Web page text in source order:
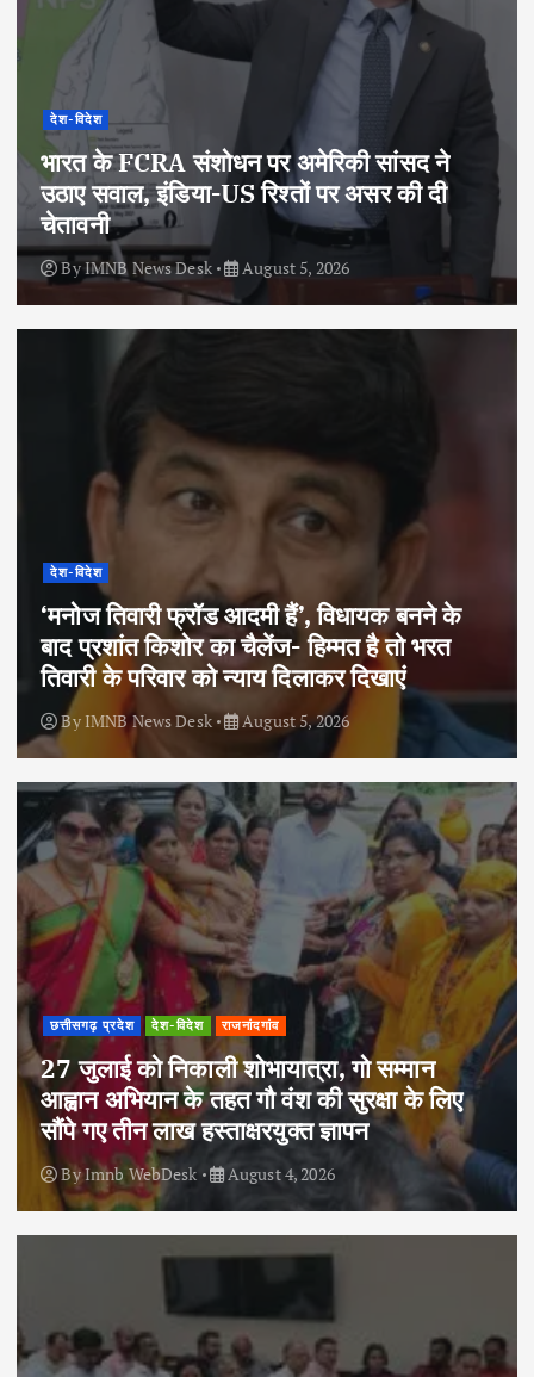
देश-विदेश
भारत के FCRA संशोधन पर अमेरिकी सांसद ने
उठाए सवाल, इंडिया-US रिश्तों पर असर की दी
चेतावनी
ByIMNB News Desk August 5, 2026
देश-विदेश
‘मनोज तिवारी फ्रॉड आदमी हैं’, विधायक बनने के
बाद प्रशांत किशोर का चैलेंज- हिम्मत है तो भरत
तिवारी के परिवार को न्याय दिलाकर दिखाएं
By IMNB News Desk August 5, 2026
छत्तीसगढ़ प्रदेश देश-विदेश राजनांदगांव
27 जुलाई को निकाली शोभायात्रा, गो सम्मान
आह्वान अभियान के तहत गौ वंश की सुरक्षा के लिए
सौंपे गए तीन लाख हस्ताक्षरयुक्त ज्ञापन
ByImnb WebDesk August 4, 2026